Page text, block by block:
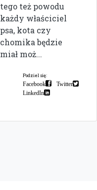
tego też powodu
każdy właściciel
psa, kota czy
chomika będzie
miał moż...
Podziel się:
Facebook
Twitter
LinkedIn